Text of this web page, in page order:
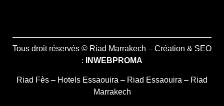
Tous droit réservés © Riad Marrakech – Création & SEO
:
INWEBPROMA
Riad Fès – Hotels Essaouira – Riad Essaouira – Riad
Marrakech